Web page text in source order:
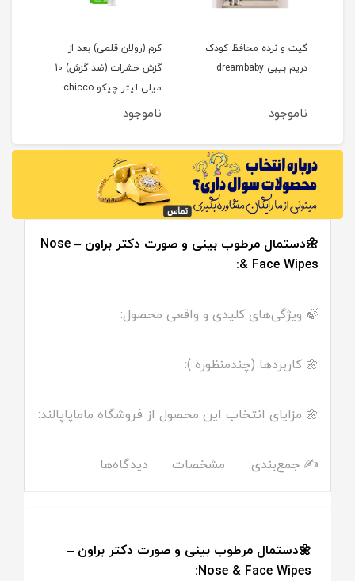
کرم (رولان قلمی) بعد از
ناموجود
رول ضد گزش حشرات حجم
60 میلی لیتر چیکو chicco
ناموجود
🌼دستمال مرطوب بینی و صورت دکتر براون – Nose
& Face Wipes:
🍃 ویژگی‌های کلیدی و واقعی محصول:
🌼 کاربردها (چندمنظوره ):
🌼 مزایای انتخاب این محصول از فروشگاه ماماپاپالند:
✍️ جمع‌بندی: مشخصات دیدگاه‌ها
🌼دستمال مرطوب بینی و صورت دکتر براون –
Nose & Face Wipes: